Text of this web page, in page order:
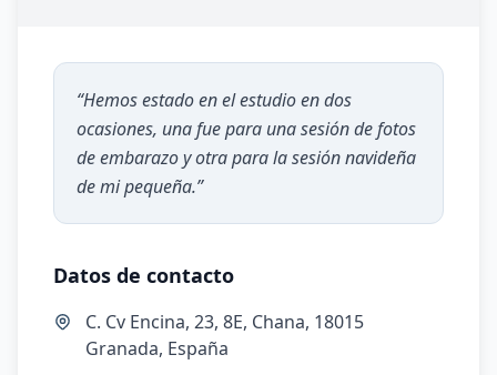
“Hemos estado en el estudio en dos
ocasiones, una fue para una sesión de fotos
de embarazo y otra para la sesión navideña
de mi pequeña.”
Datos de contacto
C. Cv Encina, 23, 8E, Chana, 18015
Granada, España